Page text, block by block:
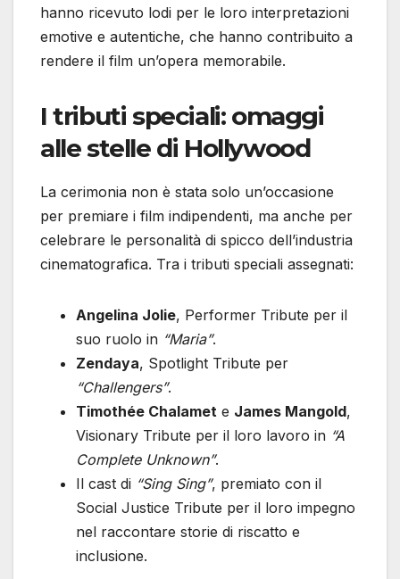
hanno ricevuto lodi per le loro interpretazioni
emotive e autentiche, che hanno contribuito a
rendere il film un’opera memorabile.
I tributi speciali: omaggi
alle stelle di Hollywood
La cerimonia non è stata solo un’occasione
per premiare i film indipendenti, ma anche per
celebrare le personalità di spicco dell’industria
cinematografica. Tra i tributi speciali assegnati:
Angelina Jolie, Performer Tribute per il
suo ruolo in “Maria”.
Zendaya, Spotlight Tribute per
“Challengers”.
Timothée Chalamet e James Mangold,
Visionary Tribute per il loro lavoro in “A
Complete Unknown”.
Il cast di “Sing Sing”, premiato con il
Social Justice Tribute per il loro impegno
nel raccontare storie di riscatto e
inclusione.